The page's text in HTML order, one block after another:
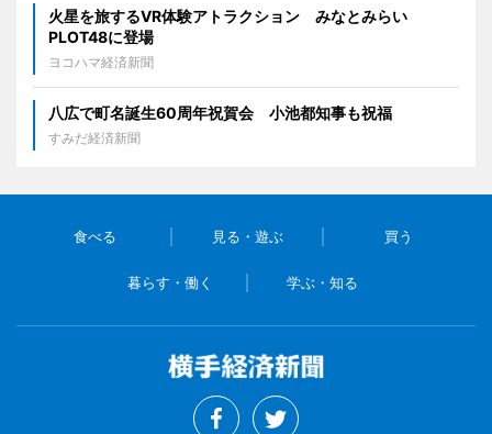
火星を旅するVR体験アトラクション みなとみらい
PLOT48に登場
ヨコハマ経済新聞
八広で町名誕生60周年祝賀会 小池都知事も祝福
すみだ経済新聞
食べる 見る・遊ぶ 買う
暮らす・働く 学ぶ・知る